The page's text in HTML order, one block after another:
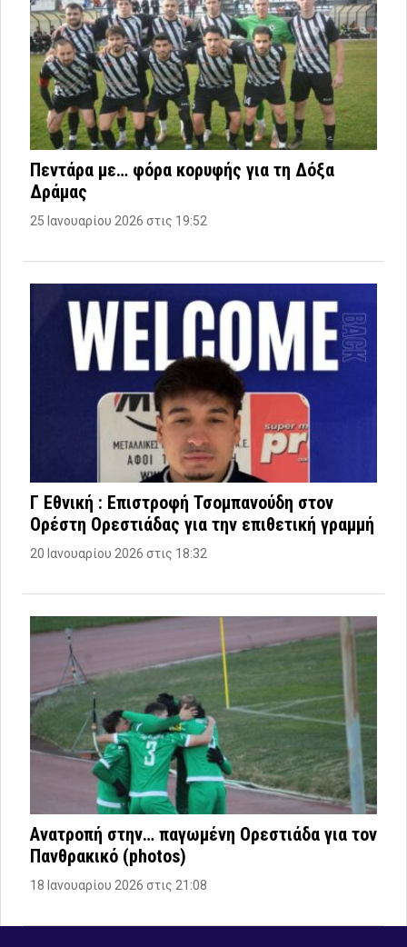
Πεντάρα με… φόρα κορυφής για τη Δόξα
Δράμας
25 Ιανουαρίου 2026 στις 19:52
Γ Εθνική : Επιστροφή Τσομπανούδη στον
Ορέστη Ορεστιάδας για την επιθετική γραμμή
20 Ιανουαρίου 2026 στις 18:32
Ανατροπή στην… παγωμένη Ορεστιάδα για τον
Πανθρακικό (photos)
18 Ιανουαρίου 2026 στις 21:08